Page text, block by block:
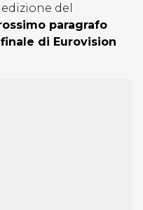
del
paragrafo
di Eurovision